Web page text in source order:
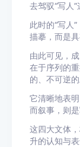
去驾驭“写人
此时的“写人
描摹，而是具
由此可见，
在于序列的
的、不可逆的
它清晰地表明
而叙事，则是
这四大文体
升的认知与表